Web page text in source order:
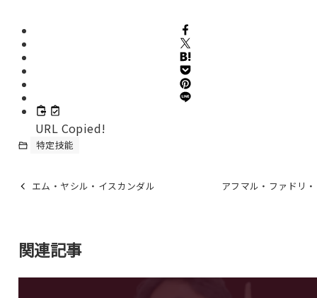
URL Copied!
特定技能
エム・ヤシル・イスカンダル アフマル・ファドリ
関連記事